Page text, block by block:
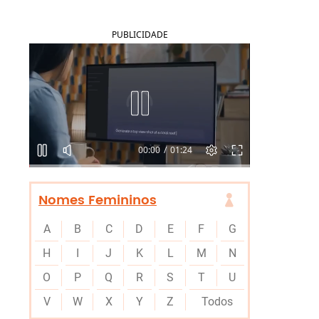
PUBLICIDADE
Nomes Femininos
A B C D E F
G
H
I J K L M
N
O
P Q R S T
U
V
W X Y Z Todos